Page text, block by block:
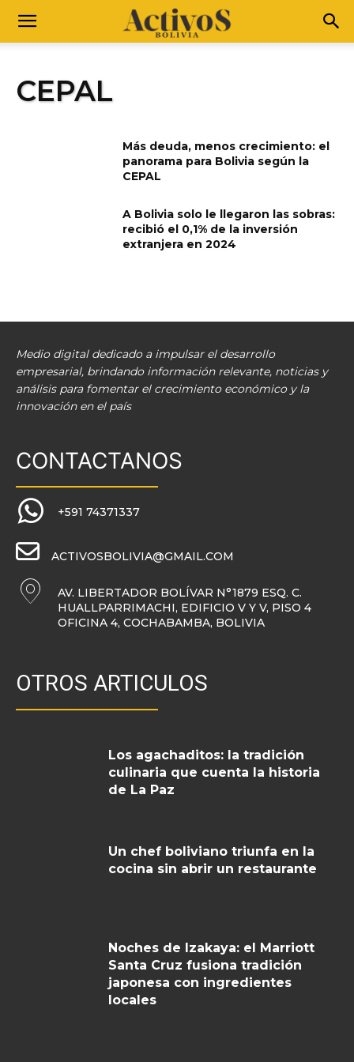
CEPAL
Más deuda, menos crecimiento: el
panorama para Bolivia según la
CEPAL
A Bolivia solo le llegaron las sobras:
recibió el 0,1% de la inversión
extranjera en 2024
Medio digital dedicado a impulsar el desarrollo
empresarial, brindando información relevante, noticias y
análisis para fomentar el crecimiento económico y la
innovación en el país
CONTACTANOS
+591 74371337
ACTIVOSBOLIVIA@GMAIL.COM
AV. LIBERTADOR BOLÍVAR N°1879 ESQ. C.
HUALLPARRIMACHI, EDIFICIO V Y V, PISO 4
OFICINA 4, COCHABAMBA, BOLIVIA
OTROS ARTICULOS
Los agachaditos: la tradición
culinaria que cuenta la historia
de La Paz
Un chef boliviano triunfa en la
cocina sin abrir un restaurante
Noches de Izakaya: el Marriott
Santa Cruz fusiona tradición
japonesa con ingredientes
locales